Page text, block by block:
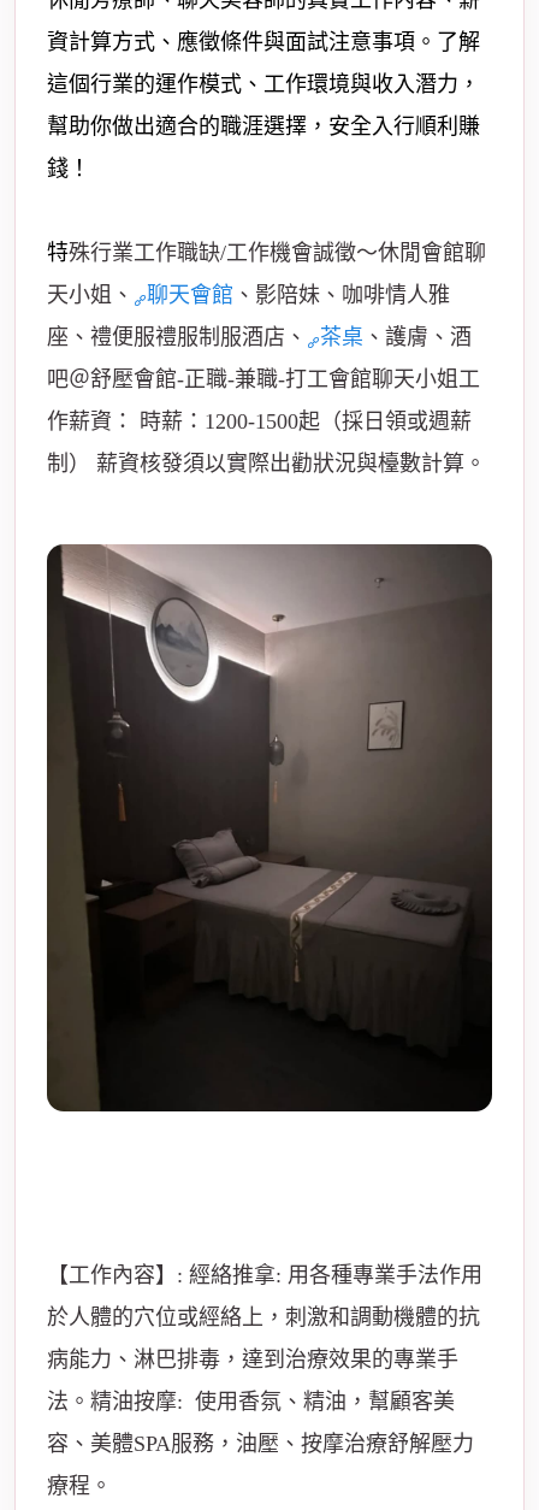
資計算方式、應徵條件與面試注意事項。了解
這個行業的運作模式、工作環境與收入潛力，
幫助你做出適合的職涯選擇，安全入行順利賺
錢！
特殊行業工作職缺/工作機會誠徵～休閒會館聊
天小姐、
聊天會館 、影陪妹、咖啡情人雅
座、禮便服禮服制服酒店、
茶桌 、護膚、酒
吧＠舒壓會館-正職-兼職-打工會館聊天小姐工
作薪資： 時薪：1200-1500起（採日領或週薪
制） 薪資核發須以實際出勸狀況與檯數計算。
【工作內容】: 經絡推拿: 用各種專業手法作用
於人體的穴位或經絡上，刺激和調動機體的抗
病能力、淋巴排毒，達到治療效果的專業手
法。精油按摩: 使用香氛、精油，幫顧客美
容、美體SPA服務，油壓、按摩治療舒解壓力
療程。